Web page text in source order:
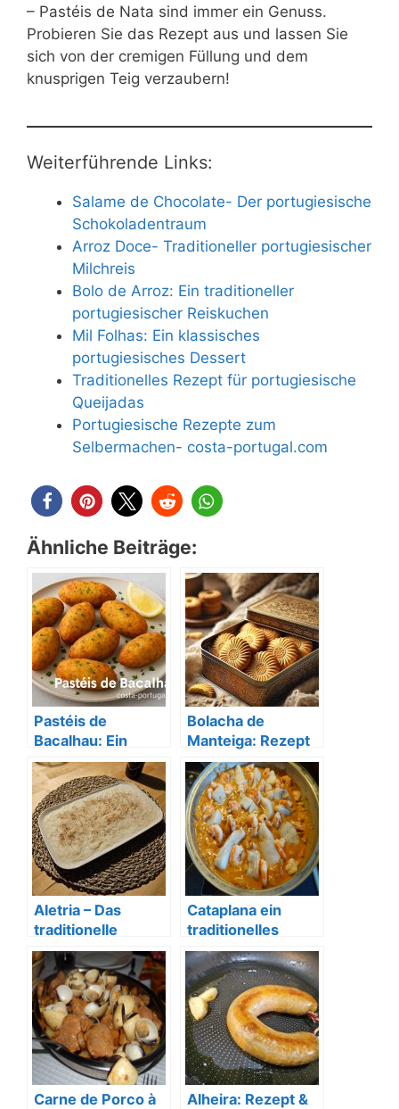
– Pastéis de Nata sind immer ein Genuss.
Probieren Sie das Rezept aus und lassen Sie
sich von der cremigen Füllung und dem
knusprigen Teig verzaubern!
Weiterführende Links:
Salame de Chocolate- Der portugiesische
Schokoladentraum
Arroz Doce- Traditioneller portugiesischer
Milchreis
Bolo de Arroz: Ein traditioneller
portugiesischer Reiskuchen
Mil Folhas: Ein klassisches
portugiesisches Dessert
Traditionelles Rezept für portugiesische
Queijadas
Portugiesische Rezepte zum
Selbermachen- costa-portugal.com
Ähnliche Beiträge:
Pastéis de
Bacalhau: Ein
Klassiker der
portugiesischen
Küche
Bolacha de
Manteiga: Rezept
für portugiesische
Butterkekse
Aletria – Das
traditionelle
portugiesische
Nudel-Dessert
Cataplana ein
traditionelles
portugiesisches
Gericht
Carne de Porco à
Alheira: Rezept &